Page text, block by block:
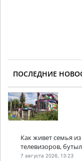
ПОСЛЕДНИЕ
Как живет семья
телевизоров,
7 августа 2026, 13:23